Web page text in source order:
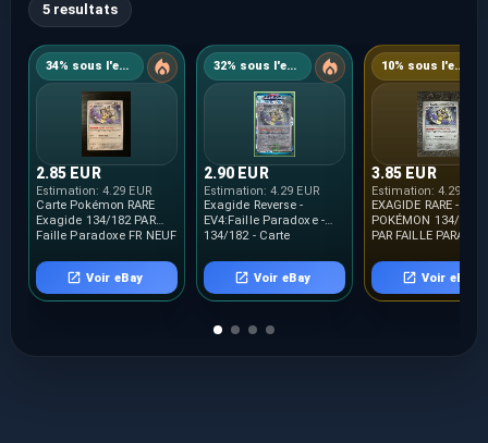
5 resultats
34% sous l'estimation
2.85 EUR
Estimation: 4.29 EUR
Carte Pokémon RARE
Exagide 134/182 PAR
Faille Paradoxe FR NEUF
Voir eBay
32% sous l'estimation
2.90 EUR
Estimation: 4.29 EUR
Exagide Reverse -
EV4:Faille Paradoxe -
134/182 - Carte
Neuve
Voir eBay
10% sous l'estimation
3.85 EUR
Estimation: 4.29 EUR
EXAGIDE RARE -
POKÉMON 134/182
PAR FAILLE
Voir eBay